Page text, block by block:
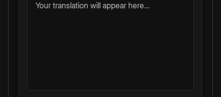
Your translation will appear here...